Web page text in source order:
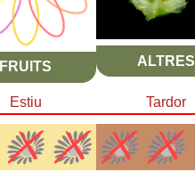
FRUITS ALTRES
Estiu Tardor